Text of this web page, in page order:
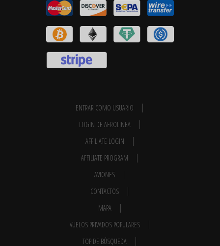
ENTRAR COMO USUARIO
LOGIN DE AEROLINEA
AFFILIATE LOGIN
AFFILIATE PROGRAM
AVIONES
CONTACTOS
MAPA
VUELOS PRIVADOS POPULARES
TOP DE BÚSQUEDA